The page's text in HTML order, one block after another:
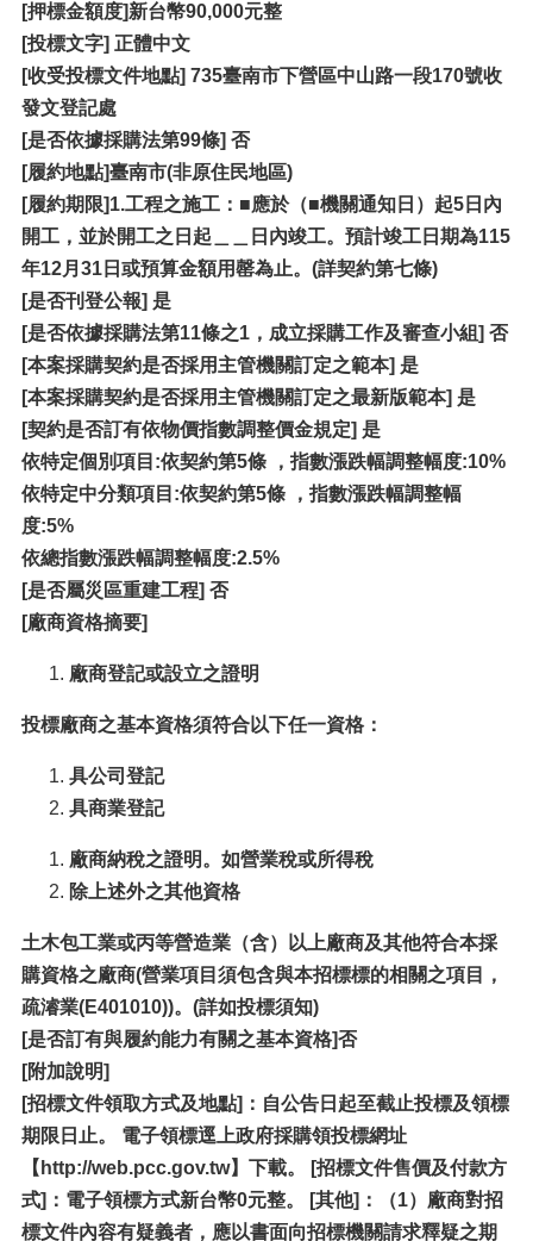
[押標金額度]新台幣90,000元整
[投標文字] 正體中文
[收受投標文件地點] 735臺南市下營區中山路一段170號收
發文登記處
[是否依據採購法第99條] 否
[履約地點]臺南市(非原住民地區)
[履約期限]1.工程之施工：■應於（■機關通知日）起5日內
開工，並於開工之日起＿＿日內竣工。預計竣工日期為115
年12月31日或預算金額用罄為止。(詳契約第七條)
[是否刊登公報] 是
[是否依據採購法第11條之1，成立採購工作及審查小組] 否
[本案採購契約是否採用主管機關訂定之範本] 是
[本案採購契約是否採用主管機關訂定之最新版範本] 是
[契約是否訂有依物價指數調整價金規定] 是
依特定個別項目:依契約第5條 ，指數漲跌幅調整幅度:10%
依特定中分類項目:依契約第5條 ，指數漲跌幅調整幅
度:5%
依總指數漲跌幅調整幅度:2.5%
[是否屬災區重建工程] 否
[廠商資格摘要]
廠商登記或設立之證明
投標廠商之基本資格須符合以下任一資格：
具公司登記
具商業登記
廠商納稅之證明。如營業稅或所得稅
除上述外之其他資格
土木包工業或丙等營造業（含）以上廠商及其他符合本採
購資格之廠商(營業項目須包含與本招標標的相關之項目，
疏濬業(E401010))。(詳如投標須知)
[是否訂有與履約能力有關之基本資格]否
[附加說明]
[招標文件領取方式及地點]：自公告日起至截止投標及領標
期限日止。 電子領標逕上政府採購領投標網址
【http://web.pcc.gov.tw】下載。 [招標文件售價及付款方
式]：電子領標方式新台幣0元整。 [其他]：（1）廠商對招
標文件內容有疑義者，應以書面向招標機關請求釋疑之期